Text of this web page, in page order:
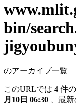
bin/
のアーカイブ一覧
このURLでは 4 件
月10日 06:30
、最